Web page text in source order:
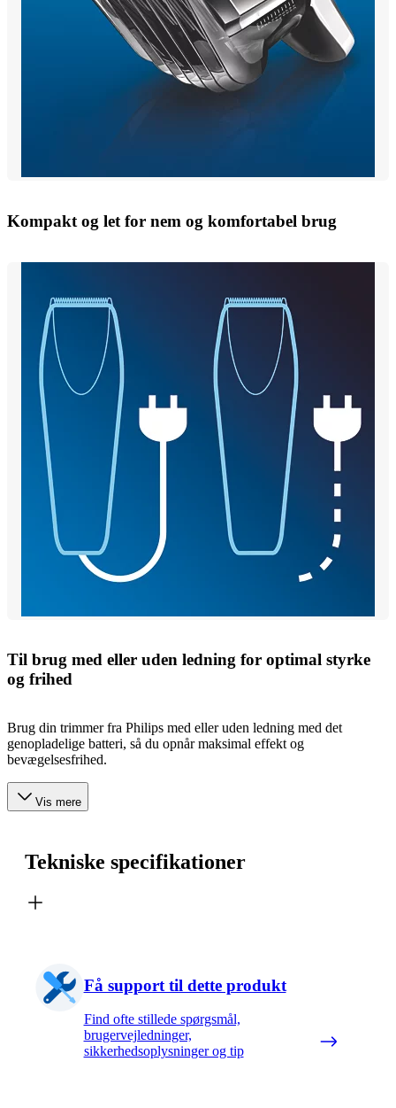
Kompakt og let for nem og komfortabel brug
Til brug med eller uden ledning for optimal styrke
og frihed
Brug din trimmer fra Philips med eller uden ledning med det
genopladelige batteri, så du opnår maksimal effekt og
bevægelsesfrihed.
Vis mere
Tekniske specifikationer
Få support til dette produkt
Find ofte stillede spørgsmål,
brugervejledninger,
sikkerhedsoplysninger og tip